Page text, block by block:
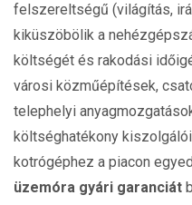
felszereltségű (világítás,
kiküszöbölik a
költségét és rakodási
városi közműépítések,
telephelyi
költséghatékony
kotrógéphez a piacon
üzemóra gyári garanciát